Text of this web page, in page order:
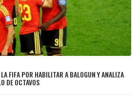
FIFA POR HABILITAR A BALOGUN Y ANALIZA
DE OCTAVOS